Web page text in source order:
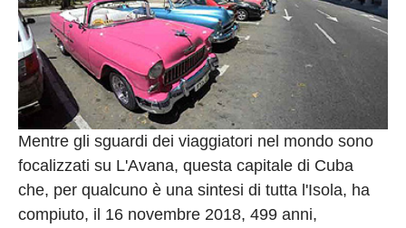
Mentre gli sguardi dei viaggiatori nel mondo sono
focalizzati su L'Avana, questa capitale di Cuba
che, per qualcuno è una sintesi di tutta l'Isola, ha
compiuto, il 16 novembre 2018, 499 anni,